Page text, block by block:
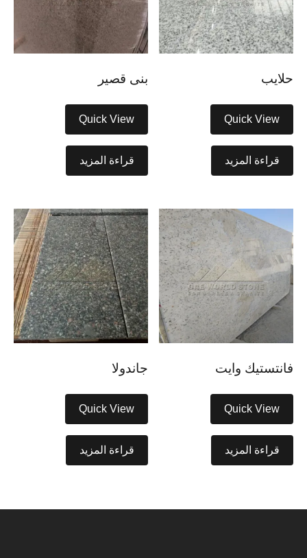
حلايب
Quick View
قراءة المزيد
بنى قصير
Quick View
قراءة المزيد
فانتستيك وايت
Quick View
قراءة المزيد
جاندولا
Quick View
قراءة المزيد